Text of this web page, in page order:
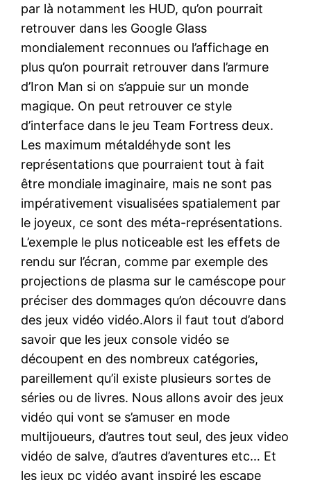
par là notamment les HUD, qu’on pourrait
retrouver dans les Google Glass
mondialement reconnues ou l’affichage en
plus qu’on pourrait retrouver dans l’armure
d’Iron Man si on s’appuie sur un monde
magique. On peut retrouver ce style
d’interface dans le jeu Team Fortress deux.
Les maximum métaldéhyde sont les
représentations que pourraient tout à fait
être mondiale imaginaire, mais ne sont pas
impérativement visualisées spatialement par
le joyeux, ce sont des méta-représentations.
L’exemple le plus noticeable est les effets de
rendu sur l’écran, comme par exemple des
projections de plasma sur le caméscope pour
préciser des dommages qu’on découvre dans
des jeux vidéo vidéo.Alors il faut tout d’abord
savoir que les jeux console vidéo se
découpent en des nombreux catégories,
pareillement qu’il existe plusieurs sortes de
séries ou de livres. Nous allons avoir des jeux
vidéo qui vont se s’amuser en mode
multijoueurs, d’autres tout seul, des jeux video
vidéo de salve, d’autres d’aventures etc… Et
les jeux pc vidéo ayant inspiré les escape